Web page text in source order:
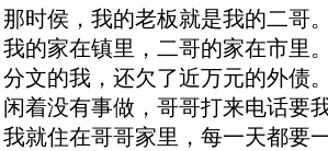
那时侯，我的老板就是我的二哥
我的家在镇里，二哥的家在市里
分文的我，还欠了近万元的外债
闲着没有事做，哥哥打来电话要
我就住在哥哥家里，每一天都要